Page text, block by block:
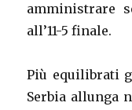
amministrare
all’11-5 finale.
Più equilibrati
Serbia allunga